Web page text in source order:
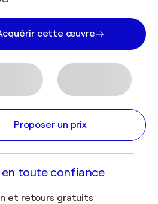
cette œuvre
Proposer un prix
toute confiance
et retours gratuits